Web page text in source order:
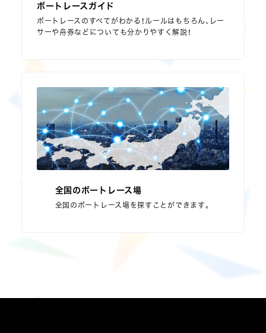
ボートレースガイド
ボートレースのすべてがわかる！ルールはもちろん、レー
サーや舟券などについても分かりやすく解説！
全国のボートレース場
全国のボートレース場を探すことができます。